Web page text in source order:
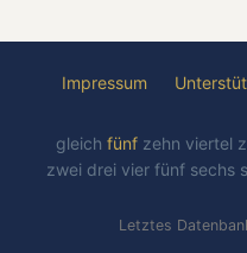
Impressum
gleich fünf zehn viertel
zwei drei vier fünf sechs
Letztes